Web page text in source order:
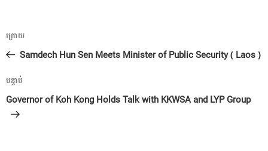
ការ​
នាំទិស​
ប្រកាស
អត្ថបទ
មុន
ក្រោយ
Samdech Hun Sen Meets Minister of Public Security ( Laos )
អត្ថបទ
បន្ទាប់
បន្ទាប់
Governor of Koh Kong Holds Talk with KKWSA and LYP Group